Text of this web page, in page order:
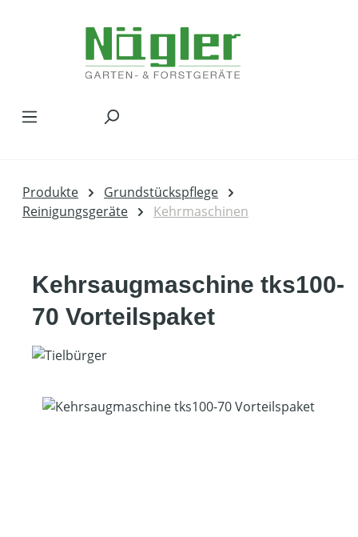
Produkte
Grundstückspflege
Reinigungsgeräte
Kehrmaschinen
Kehrsaugmaschine tks100-
70 Vorteilspaket
Bildergalerie überspringen